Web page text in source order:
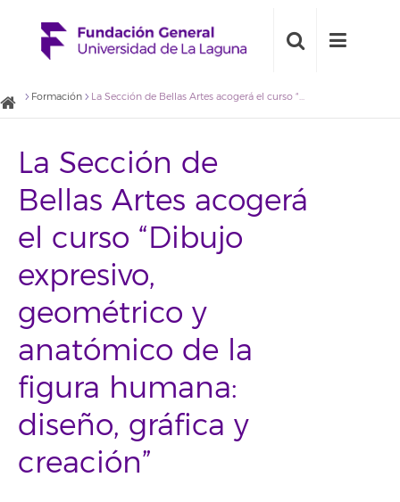
Formación La Sección de Bellas Artes acogerá el curso “Dibujo expresivo, geométrico y anatómico de la figura humana: diseño, gráfica y creación”
La Sección de
Bellas Artes acogerá
el curso “Dibujo
expresivo,
geométrico y
anatómico de la
figura humana:
diseño, gráfica y
creación”